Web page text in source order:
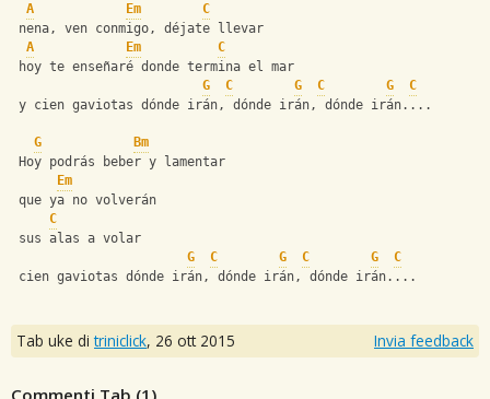
A
Em
C
nena, ven conmigo, déjate llevar
A
Em
C
hoy te enseñaré donde termina el mar
G
C G C G
C
y cien gaviotas dónde irán, dónde irán, dónde irán....
G
Bm
Hoy podrás beber y lamentar
Em
que ya no volverán
C
sus alas a volar
G
C G C G
C
cien gaviotas dónde irán, dónde irán, dónde irán....
Tab uke ditriniclick, 26 ott 2015 Invia feedback
Commenti Tab (1 )